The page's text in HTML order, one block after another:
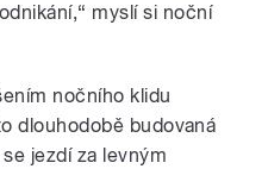
myslí si noční
nočního klidu
dlouhodobě budovaná
jezdí za levným